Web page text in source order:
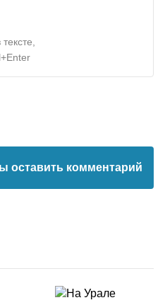
оставить комментарий